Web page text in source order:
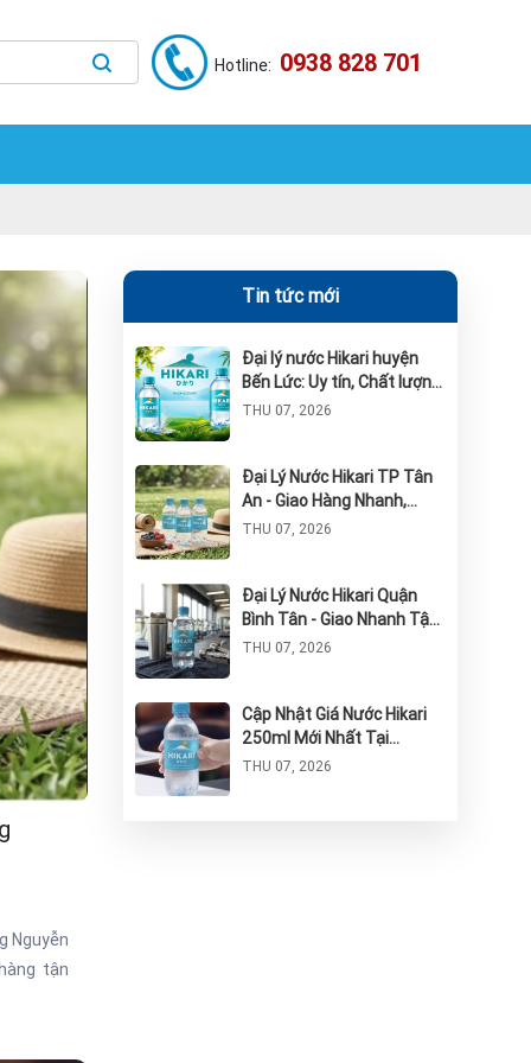
Hotline: 0938 828 701
Nguyễn
tận
Tin tức mới
Đại lý nước Hikari huyện
Bến Lức: Uy tín, Chất lượng
và Giao hàng nhanh
THU 07, 2026
Đại Lý Nước Hikari TP Tân
An - Giao Hàng Nhanh,
Chính Hãng
THU 07, 2026
Đại Lý Nước Hikari Quận
Bình Tân - Giao Nhanh Tận
Nơi, Chính Hãng 100%
THU 07, 2026
Cập Nhật Giá Nước Hikari
250ml Mới Nhất Tại
TP.HCM Năm 2026
THU 07, 2026